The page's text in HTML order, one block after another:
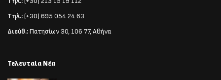
Τηλ.:(+30) 695 054 24 63
Διεύθ.:Πατησίων 30, 106 77, Αθήνα
Τελευταία Νέα